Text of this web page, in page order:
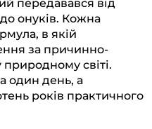
до онуків. Кожна
в якій
за причинно-
світі.
один день, а
років практичного